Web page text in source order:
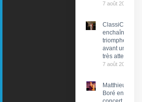
7 août 2026
ClassiCahors
enchaîne les
triomphes
avant un final
très attendu
7 août 2026
Matthieu
Boré en